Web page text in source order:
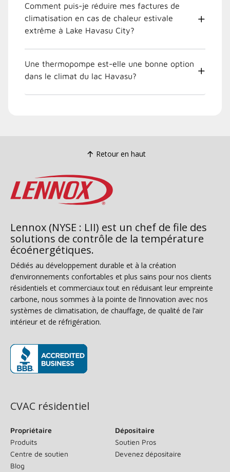
Comment puis-je réduire mes factures de
climatisation en cas de chaleur estivale
extrême à Lake Havasu City?
Une thermopompe est-elle une bonne option
dans le climat du lac Havasu?
Retour en haut
Lennox (NYSE : LII) est un chef de file des
solutions de contrôle de la température
écoénergétiques.
Dédiés au développement durable et à la création
d’environnements confortables et plus sains pour nos clients
résidentiels et commerciaux tout en réduisant leur empreinte
carbone, nous sommes à la pointe de l’innovation avec nos
systèmes de climatisation, de chauffage, de qualité de l’air
intérieur et de réfrigération.
CVAC résidentiel
Propriétaire
Produits
Centre de soutien
Blog
Dépositaire
Soutien Pros
Devenez dépositaire